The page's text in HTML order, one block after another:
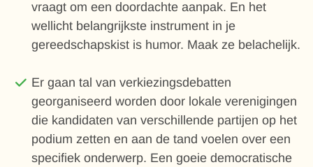
vraagt om een doordachte aanpak. En het
wellicht belangrijkste instrument in je
gereedschapskist is humor. Maak ze belachelijk.
Er gaan tal van verkiezingsdebatten
georganiseerd worden door lokale verenigingen
die kandidaten van verschillende partijen op het
podium zetten en aan de tand voelen over een
specifiek onderwerp. Een goeie democratische